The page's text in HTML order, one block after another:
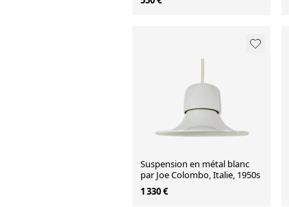
Suspension en métal blanc
par Joe Colombo, Italie, 1950s
1 330 €